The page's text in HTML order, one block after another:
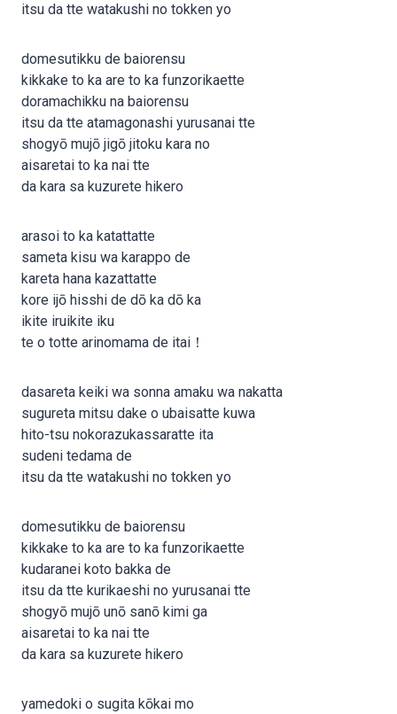
itsu da tte watakushi no tokken yo
domesutikku de baiorensu
kikkake to ka are to ka funzorikaette
doramachikku na baiorensu
itsu da tte atamagonashi yurusanai tte
shogyō mujō jigō jitoku kara no
aisaretai to ka nai tte
da kara sa kuzurete hikero
arasoi to ka katattatte
sameta kisu wa karappo de
kareta hana kazattatte
kore ijō hisshi de dō ka dō ka
ikite iruikite iku
te o totte arinomama de itai！
dasareta keiki wa sonna amaku wa nakatta
sugureta mitsu dake o ubaisatte kuwa
hito-tsu nokorazukassaratte ita
sudeni tedama de
itsu da tte watakushi no tokken yo
domesutikku de baiorensu
kikkake to ka are to ka funzorikaette
kudaranei koto bakka de
itsu da tte kurikaeshi no yurusanai tte
shogyō mujō unō sanō kimi ga
aisaretai to ka nai tte
da kara sa kuzurete hikero
yamedoki o sugita kōkai mo